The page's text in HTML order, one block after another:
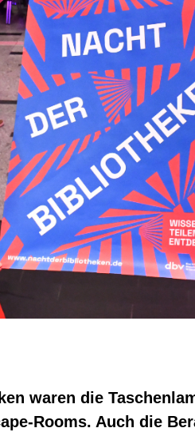
waren die
Rooms. Auch die